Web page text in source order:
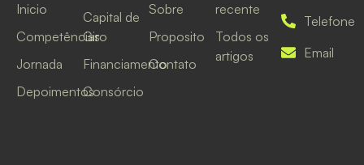
Inicio
Competências
Jornada
Depoimentos
Capital de
Giro
Financiamento
Consórcio
Sobre
Proposito
Contato
recente
Todos os
artigos
Telefone
Email